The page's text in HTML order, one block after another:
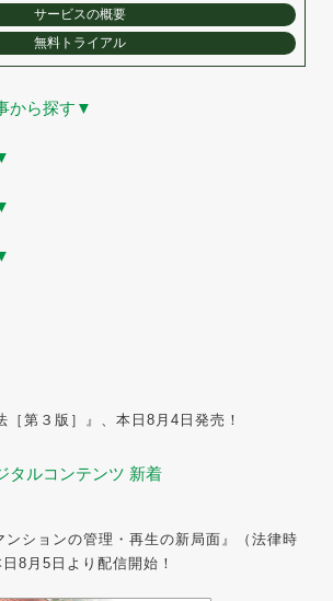
サービスの概要
無料トライアル
から探す ▼
［第３版］』、本日8月4日発売！
タルコンテンツ 新着
ンションの管理・再生の新局面』（法律時
8月5日より配信開始！